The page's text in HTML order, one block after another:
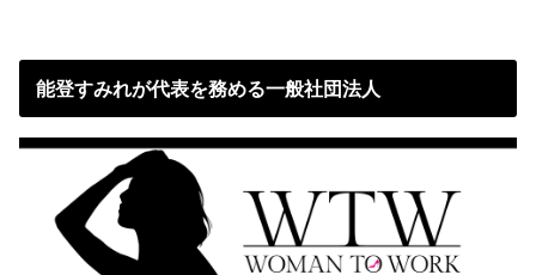
能登すみれが代表を務める一般社団法人